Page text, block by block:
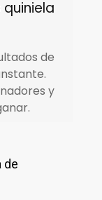
de